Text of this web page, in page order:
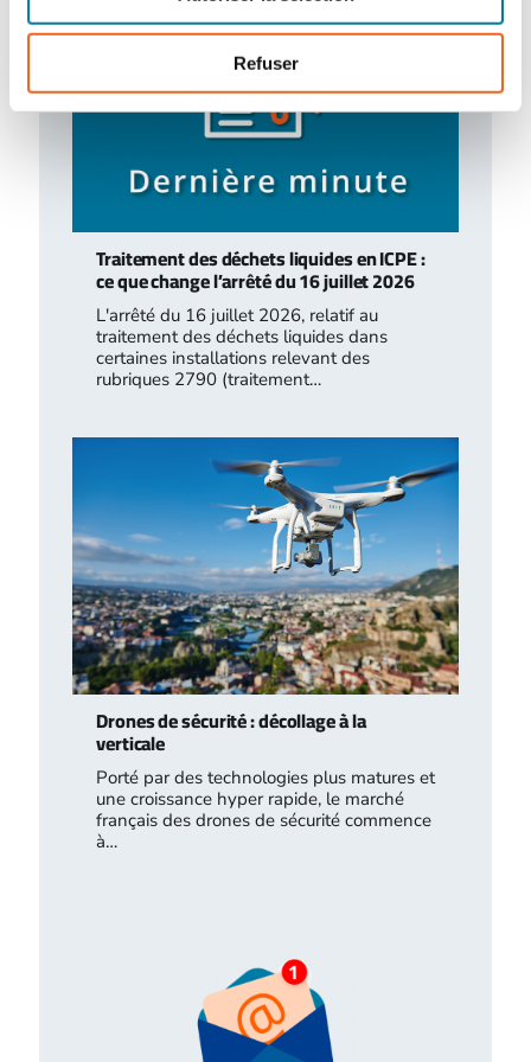
Refuser
Traitement des déchets liquides en ICPE :
ce que change l’arrêté du 16 juillet 2026
L'arrêté du 16 juillet 2026, relatif au
traitement des déchets liquides dans
certaines installations relevant des
rubriques 2790 (traitement…
Drones de sécurité : décollage à la
verticale
Porté par des technologies plus matures et
une croissance hyper rapide, le marché
français des drones de sécurité commence
à…